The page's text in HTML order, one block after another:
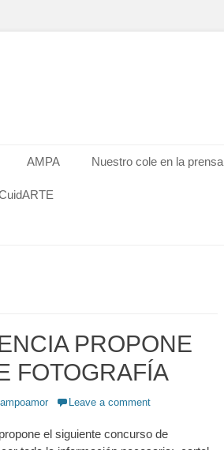
AMPA Nuestro cole en la prensa
PROPONE
FOTOGRAFÍA
Leave a comment
el siguiente concurso de